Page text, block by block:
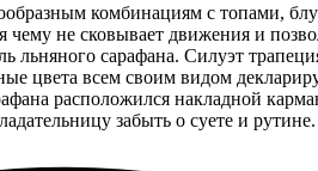
комбинациям с топами,
не сковывает движения и
сарафана. Силуэт
цвета всем своим видом
расположился накладной
забыть о суете и рутине.